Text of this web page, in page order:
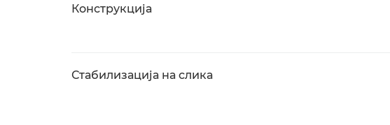
Конструкција
Стабилизација на слика